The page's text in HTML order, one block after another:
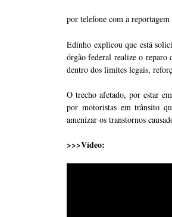
por telefone com a
Edinho explicou que está
órgão federal realize o reparo
dentro dos limites legais,
O trecho afetado, por estar
por motoristas em trânsito
amenizar os transtornos
>>>Vídeo: